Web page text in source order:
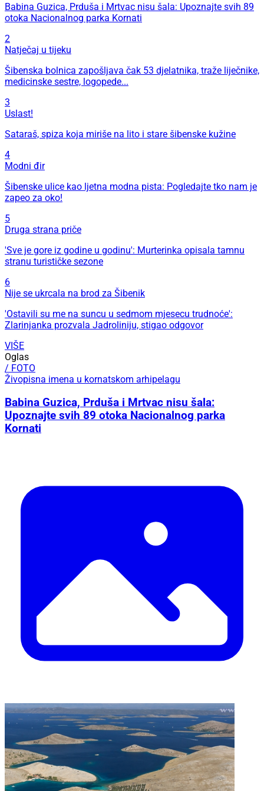
Babina Guzica, Prduša i Mrtvac nisu šala: Upoznajte svih 89
otoka Nacionalnog parka Kornati
2
Natječaj u tijeku
Šibenska bolnica zapošljava čak 53 djelatnika, traže liječnike,
medicinske sestre, logopede...
3
Uslast!
Sataraš, spiza koja miriše na lito i stare šibenske kužine
4
Modni đir
Šibenske ulice kao ljetna modna pista: Pogledajte tko nam je
zapeo za oko!
5
Druga strana priče
'Sve je gore iz godine u godinu': Murterinka opisala tamnu
stranu turističke sezone
6
Nije se ukrcala na brod za Šibenik
'Ostavili su me na suncu u sedmom mjesecu trudnoće':
Zlarinjanka prozvala Jadroliniju, stigao odgovor
VIŠE
Oglas
/ FOTO
Živopisna imena u kornatskom arhipelagu
Babina Guzica, Prduša i Mrtvac nisu šala:
Upoznajte svih 89 otoka Nacionalnog parka
Kornati